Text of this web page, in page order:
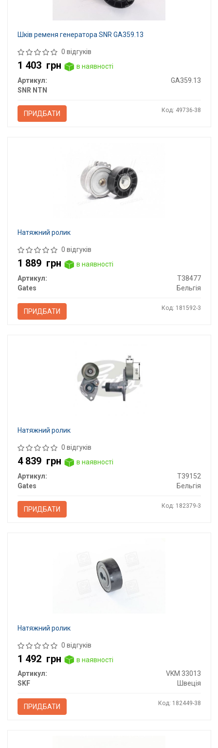
Шків ременя генератора SNR GA359.13
0 відгуків
1 403 грн
в наявності
Артикул:
GA359.13
SNR NTN
ПРИДБАТИ Код: 49736-38
Натяжний ролик
0 відгуків
1 889 грн
в наявності
Артикул:
T38477
Gates
Бельгія
ПРИДБАТИ Код: 181592-3
Натяжний ролик
0 відгуків
4 839 грн
в наявності
Артикул:
T39152
Gates
Бельгія
ПРИДБАТИ Код: 182379-3
Натяжний ролик
0 відгуків
1 492 грн
в наявності
Артикул:
VKM 33013
SKF
Швеція
ПРИДБАТИ Код: 182449-38